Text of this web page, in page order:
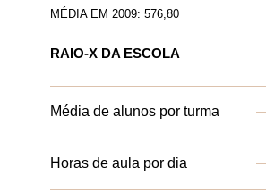
MÉDIA EM 2009: 576,80
RAIO-X DA ESCOLA
Média de alunos por turma
Horas de aula por dia